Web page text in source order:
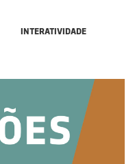
INTERATIVIDADE